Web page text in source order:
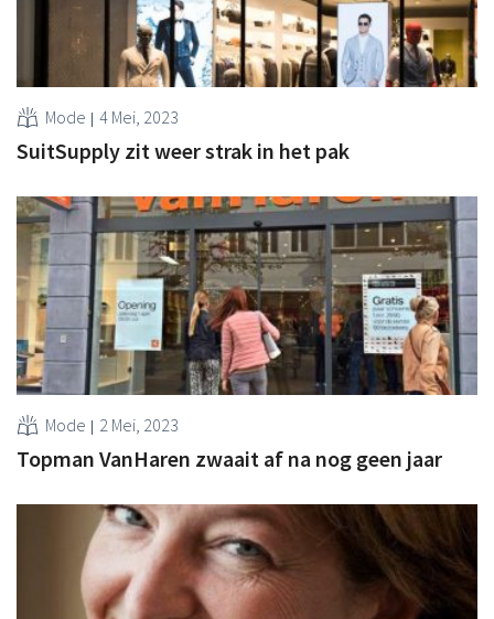
Mode 4 Mei, 2023
SuitSupply zit weer strak in het pak
Mode 2 Mei, 2023
Topman VanHaren zwaait af na nog geen jaar